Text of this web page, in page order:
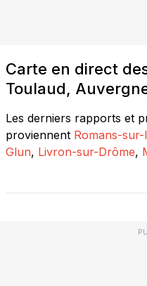
Carte en direct
Toulaud,
Les derniers rapports et
proviennent Romans-sur-
Glun, Livron-sur-Drôme,